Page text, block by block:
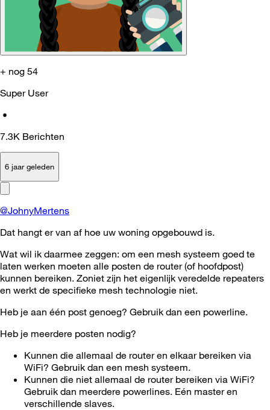
+ nog 54
Super User
•
7.3K Berichten
6 jaar geleden
@JohnyMertens
Dat hangt er van af hoe uw woning opgebouwd is.
Wat wil ik daarmee zeggen: om een mesh systeem goed te
laten werken moeten alle posten de router (of hoofdpost)
kunnen bereiken. Zoniet zijn het eigenlijk veredelde repeaters
en werkt de specifieke mesh technologie niet.
Heb je aan één post genoeg? Gebruik dan een powerline.
Heb je meerdere posten nodig?
Kunnen die allemaal de router en elkaar bereiken via
WiFi? Gebruik dan een mesh systeem.
Kunnen die niet allemaal de router bereiken via WiFi?
Gebruik dan meerdere powerlines. Eén master en
verschillende slaves.